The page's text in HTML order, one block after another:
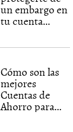
un embargo en
tu cuenta...
Cómo son las
mejores
Cuentas de
Ahorro para...